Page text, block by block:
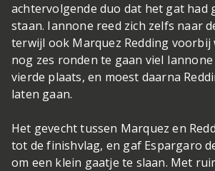
achtervolgende duo dat het gat had
staan. Iannone reed zich zelfs naar
terwijl ook Marquez Redding voorbij
nog zes ronden te gaan viel
vierde plaats, en moest daarna
laten gaan.
Het gevecht tussen Marquez en
tot de finishvlag, en gaf Espargaro
om een klein gaatje te slaan. Met